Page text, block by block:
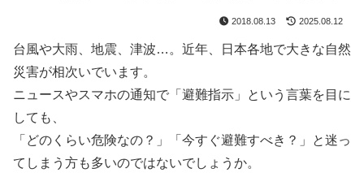
2018.08.13 2025.08.12
台風や大雨、地震、津波…。近年、日本各地で大きな自然
災害が相次いでいます。
ニュースやスマホの通知で「避難指示」という言葉を目に
しても、
「どのくらい危険なの？」「今すぐ避難すべき？」と迷っ
てしまう方も多いのではないでしょうか。